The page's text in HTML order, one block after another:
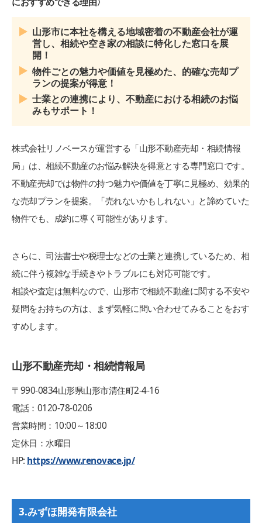
山形市に本社を構える地域密着の不動産会社が運
営し、相続や空き家の相談に特化した窓口を展
開！
物件ごとの魅力や価値を見極めた、的確な売却プ
ランの提案が得意！
士業との連携により、不動産における相続のお悩
みもサポート！
株式会社リノベースが運営する「山形不動産売却・相続情報
局」は、相続不動産のお悩み解決を得意とする専門窓口です。
不動産売却では物件の持つ魅力や価値を丁寧に見極め、効果的
な売却プランを提案。「売れないかもしれない」と諦めていた
物件でも、成約に導く可能性があります。
さらに、司法書士や税理士などの士業と連携しているため、相
続に伴う複雑な手続きやトラブルにも対応可能です。
相談や査定は無料なので、山形市で相続不動産に関する不安や
疑問をお持ちの方は、まず気軽に問い合わせてみることをおす
すめします。
山形不動産売却・相続情報局
〒990-0834山形県山形市清住町2-4-16
電話：0120-78-0206
営業時間：10:00～18:00
定休日：水曜日
HP: https://www.renovace.jp/
3.みずほ開発有限会社